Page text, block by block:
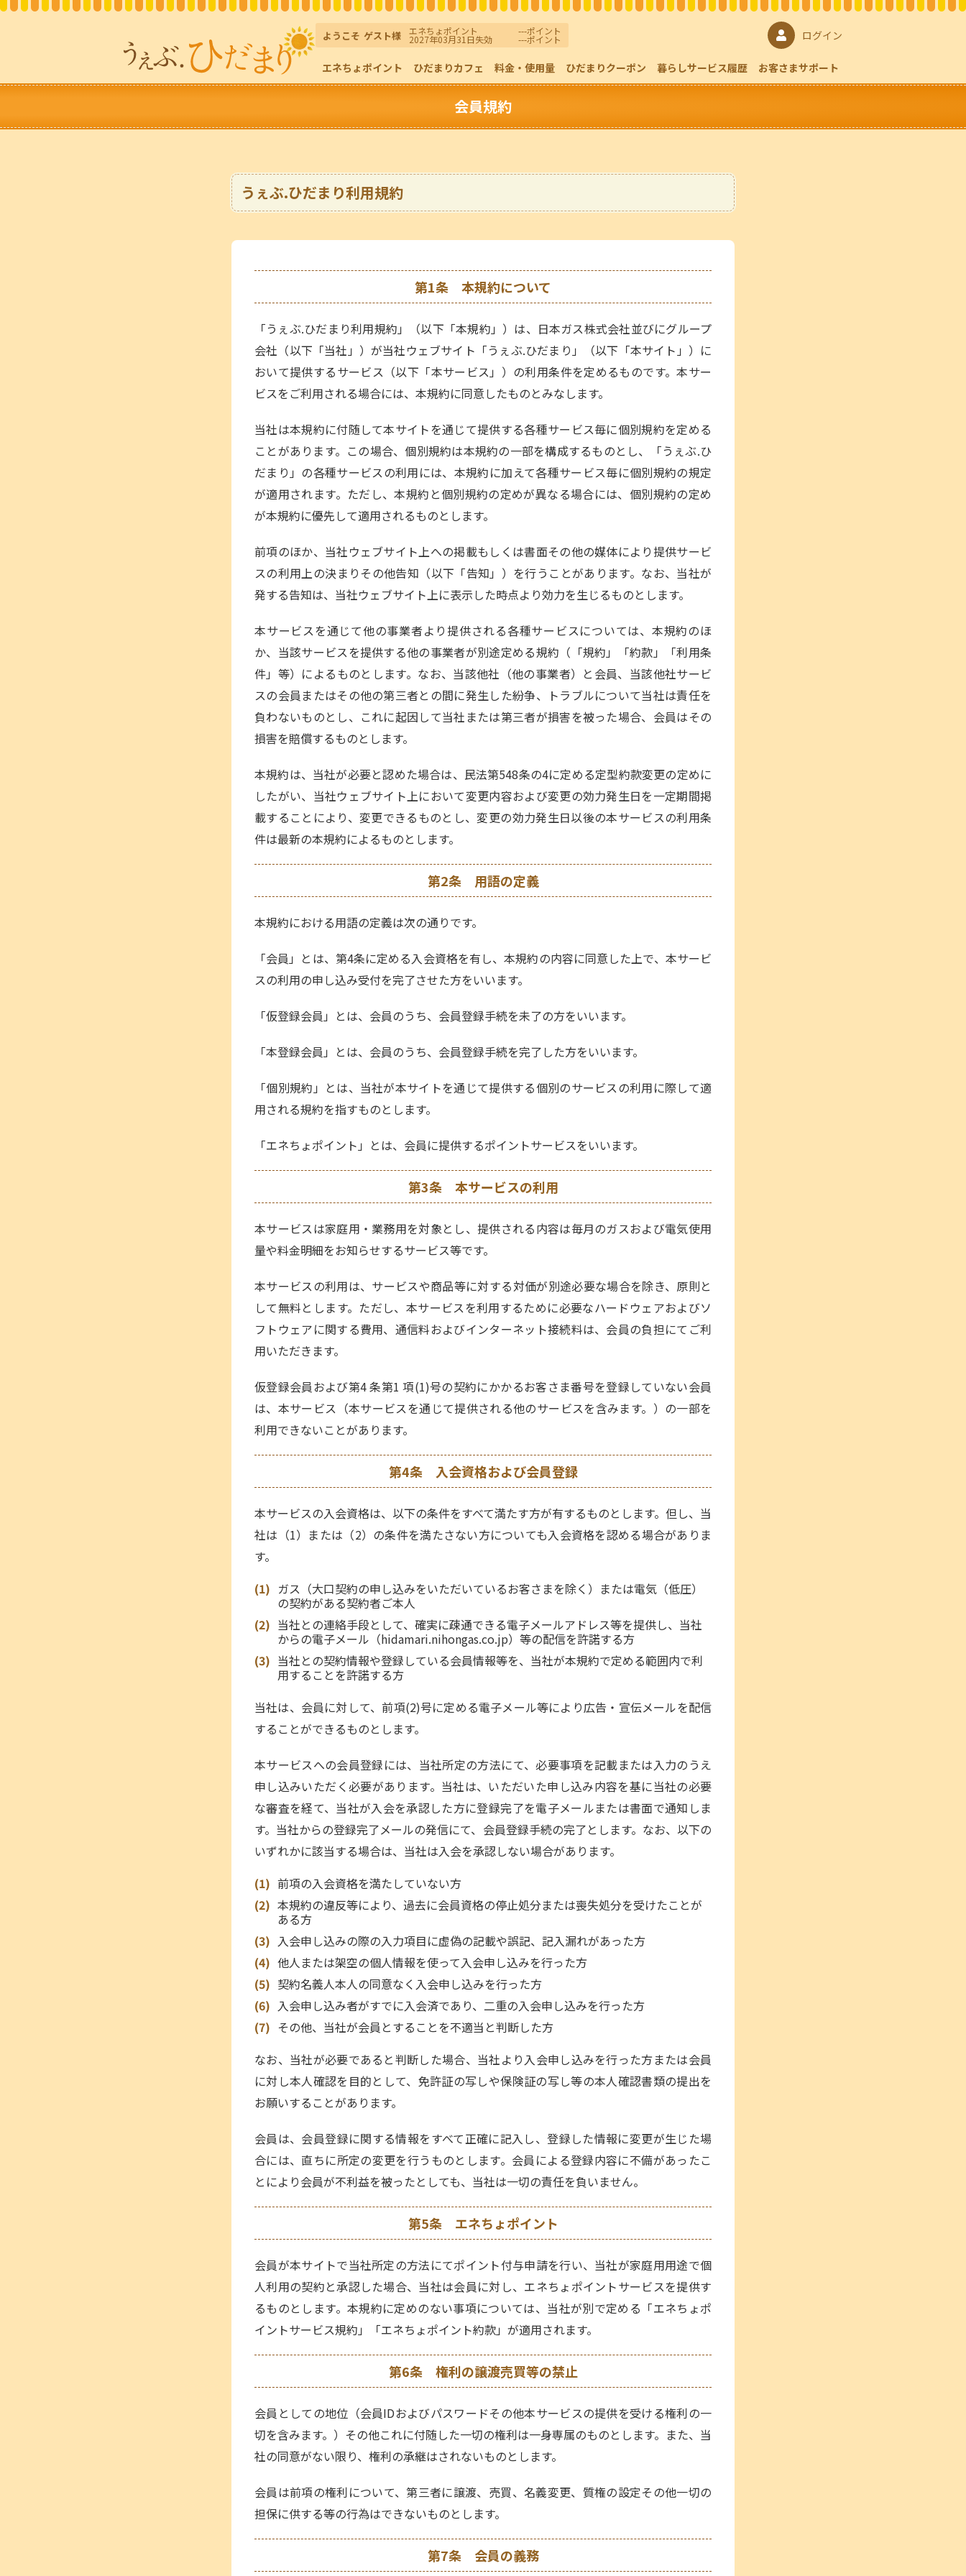
ようこそ ゲスト様 エネちょポイント ---ポイント
2027年03月31日失効 ---ポイント ログイン
エネちょポイント ひだまりカフェ 料金・使用量 ひだまりクーポン 暮らしサービス履歴 お客さまサポート
会員規約
うぇぶ.ひだまり利用規約
第1条 本規約について
「うぇぶ.ひだまり利用規約」（以下「本規約」）は、日本ガス株式会社並びにグループ
会社（以下「当社」）が当社ウェブサイト「うぇぶ.ひだまり」（以下「本サイト」）に
おいて提供するサービス（以下「本サービス」）の利用条件を定めるものです。本サー
ビスをご利用される場合には、本規約に同意したものとみなします。
当社は本規約に付随して本サイトを通じて提供する各種サービス毎に個別規約を定める
ことがあります。この場合、個別規約は本規約の一部を構成するものとし、「うぇぶ.ひ
だまり」の各種サービスの利用には、本規約に加えて各種サービス毎に個別規約の規定
が適用されます。ただし、本規約と個別規約の定めが異なる場合には、個別規約の定め
が本規約に優先して適用されるものとします。
前項のほか、当社ウェブサイト上への掲載もしくは書面その他の媒体により提供サービ
スの利用上の決まりその他告知（以下「告知」）を行うことがあります。なお、当社が
発する告知は、当社ウェブサイト上に表示した時点より効力を生じるものとします。
本サービスを通じて他の事業者より提供される各種サービスについては、本規約のほ
か、当該サービスを提供する他の事業者が別途定める規約（「規約」「約款」「利用条
件」等）によるものとします。なお、当該他社（他の事業者）と会員、当該他社サービ
スの会員またはその他の第三者との間に発生した紛争、トラブルについて当社は責任を
負わないものとし、これに起因して当社または第三者が損害を被った場合、会員はその
損害を賠償するものとします。
本規約は、当社が必要と認めた場合は、民法第548条の4に定める定型約款変更の定めに
したがい、当社ウェブサイト上において変更内容および変更の効力発生日を一定期間掲
載することにより、変更できるものとし、変更の効力発生日以後の本サービスの利用条
件は最新の本規約によるものとします。
第2条 用語の定義
本規約における用語の定義は次の通りです。
「会員」とは、第4条に定める入会資格を有し、本規約の内容に同意した上で、本サービ
スの利用の申し込み受付を完了させた方をいいます。
「仮登録会員」とは、会員のうち、会員登録手続を未了の方をいいます。
「本登録会員」とは、会員のうち、会員登録手続を完了した方をいいます。
「個別規約」とは、当社が本サイトを通じて提供する個別のサービスの利用に際して適
用される規約を指すものとします。
「エネちょポイント」とは、会員に提供するポイントサービスをいいます。
第3条 本サービスの利用
本サービスは家庭用・業務用を対象とし、提供される内容は毎月のガスおよび電気使用
量や料金明細をお知らせするサービス等です。
本サービスの利用は、サービスや商品等に対する対価が別途必要な場合を除き、原則と
して無料とします。ただし、本サービスを利用するために必要なハードウェアおよびソ
フトウェアに関する費用、通信料およびインターネット接続料は、会員の負担にてご利
用いただきます。
仮登録会員および第4 条第1 項(1)号の契約にかかるお客さま番号を登録していない会員
は、本サービス（本サービスを通じて提供される他のサービスを含みます。）の一部を
利用できないことがあります。
第4条 入会資格および会員登録
本サービスの入会資格は、以下の条件をすべて満たす方が有するものとします。但し、当
社は（1）または（2）の条件を満たさない方についても入会資格を認める場合がありま
す。
ガス（大口契約の申し込みをいただいているお客さまを除く）または電気（低圧）
の契約がある契約者ご本人
当社との連絡手段として、確実に疎通できる電子メールアドレス等を提供し、当社
からの電子メール（hidamari.nihongas.co.jp）等の配信を許諾する方
当社との契約情報や登録している会員情報等を、当社が本規約で定める範囲内で利
用することを許諾する方
当社は、会員に対して、前項(2)号に定める電子メール等により広告・宣伝メールを配信
することができるものとします。
本サービスへの会員登録には、当社所定の方法にて、必要事項を記載または入力のうえ
申し込みいただく必要があります。当社は、いただいた申し込み内容を基に当社の必要
な審査を経て、当社が入会を承認した方に登録完了を電子メールまたは書面で通知しま
す。当社からの登録完了メールの発信にて、会員登録手続の完了とします。なお、以下の
いずれかに該当する場合は、当社は入会を承認しない場合があります。
前項の入会資格を満たしていない方
本規約の違反等により、過去に会員資格の停止処分または喪失処分を受けたことが
ある方
入会申し込みの際の入力項目に虚偽の記載や誤記、記入漏れがあった方
他人または架空の個人情報を使って入会申し込みを行った方
契約名義人本人の同意なく入会申し込みを行った方
入会申し込み者がすでに入会済であり、二重の入会申し込みを行った方
その他、当社が会員とすることを不適当と判断した方
なお、当社が必要であると判断した場合、当社より入会申し込みを行った方または会員
に対し本人確認を目的として、免許証の写しや保険証の写し等の本人確認書類の提出を
お願いすることがあります。
会員は、会員登録に関する情報をすべて正確に記入し、登録した情報に変更が生じた場
合には、直ちに所定の変更を行うものとします。会員による登録内容に不備があったこ
とにより会員が不利益を被ったとしても、当社は一切の責任を負いません。
第5条 エネちょポイント
会員が本サイトで当社所定の方法にてポイント付与申請を行い、当社が家庭用用途で個
人利用の契約と承認した場合、当社は会員に対し、エネちょポイントサービスを提供す
るものとします。本規約に定めのない事項については、当社が別で定める「エネちょポ
イントサービス規約」「エネちょポイント約款」が適用されます。
第6条 権利の譲渡売買等の禁止
会員としての地位（会員IDおよびパスワードその他本サービスの提供を受ける権利の一
切を含みます。）その他これに付随した一切の権利は一身専属のものとします。また、当
社の同意がない限り、権利の承継はされないものとします。
会員は前項の権利について、第三者に譲渡、売買、名義変更、質権の設定その他一切の
担保に供する等の行為はできないものとします。
第7条 会員の義務